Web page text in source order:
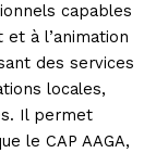
capables
à l’animation
des services
locales,
Il permet
le CAP AAGA,